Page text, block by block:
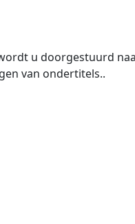
u doorgestuurd
van ondertitels..